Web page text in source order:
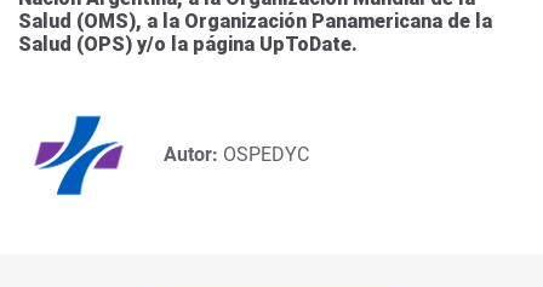
Salud (OMS), a la Organización Panamericana de la
Salud (OPS) y/o la página UpToDate.
Autor: OSPEDYC